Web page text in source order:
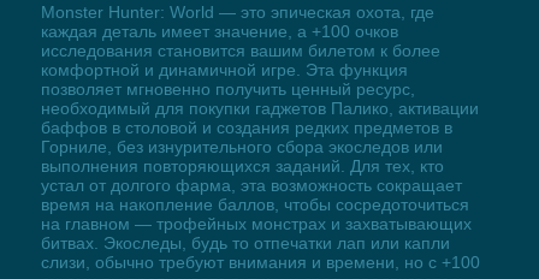
Monster Hunter: World — это эпическая охота, где
каждая деталь имеет значение, а +100 очков
исследования становится вашим билетом к более
комфортной и динамичной игре. Эта функция
позволяет мгновенно получить ценный ресурс,
необходимый для покупки гаджетов Палико, активации
баффов в столовой и создания редких предметов в
Горниле, без изнурительного сбора экоследов или
выполнения повторяющихся заданий. Для тех, кто
устал от долгого фарма, эта возможность сокращает
время на накопление баллов, чтобы сосредоточиться
на главном — трофейных монстрах и захватывающих
битвах. Экоследы, будь то отпечатки лап или капли
слизи, обычно требуют внимания и времени, но с +100